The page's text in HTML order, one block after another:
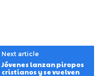
Next article
Jóvenes lanzan piropos
cristianos y se vuelven